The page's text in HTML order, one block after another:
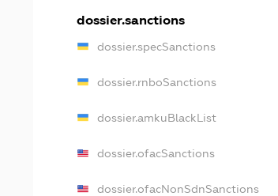
dossier.sanctions
dossier.specSanctions
dossier.rnboSanctions
dossier.amkuBlackList
dossier.ofacSanctions
dossier.ofacNonSdnSanctions